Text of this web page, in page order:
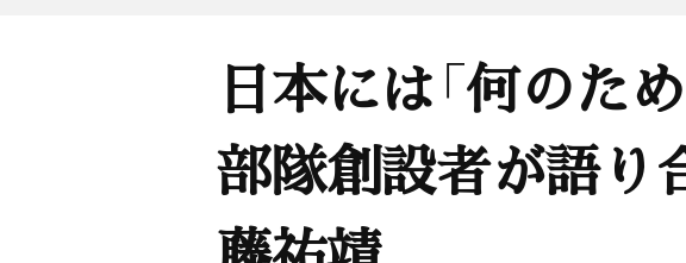
日本には「何の
部隊創設者が語